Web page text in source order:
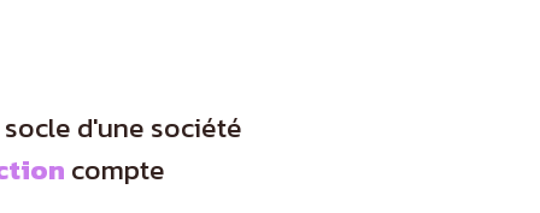
d'une société
compte